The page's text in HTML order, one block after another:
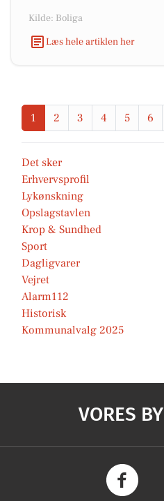
Kilde: Boliga
Læs hele artiklen her
1 2 3 4 5 6
Det sker
Erhvervsprofil
Lykønskning
Opslagstavlen
Krop & Sundhed
Sport
Dagligvarer
Vejret
Alarm112
Historisk
Kommunalvalg 2025
VORES BY